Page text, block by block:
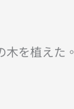
を植えた。